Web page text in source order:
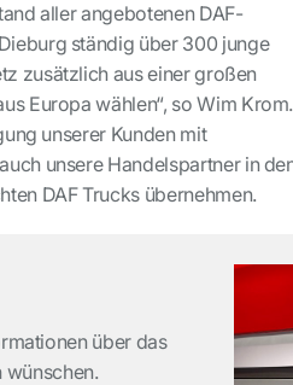
aller angebotenen DAF-
ständig über 300 junge
zusätzlich aus einer großen
Europa wählen“, so Wim Krom.
unserer Kunden mit
unsere Handelspartner in
DAF Trucks übernehmen.
über das
wünschen.